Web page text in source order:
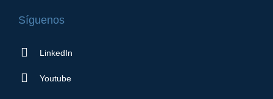
Síguenos
LinkedIn
Youtube